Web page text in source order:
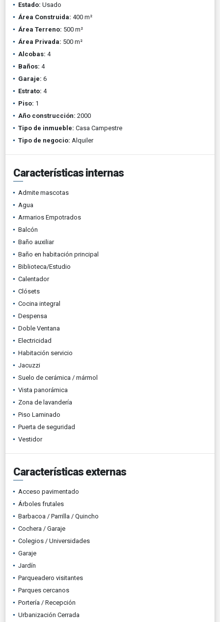
Estado: Usado
Área Construida: 400 m²
Área Terreno: 500 m²
Área Privada: 500 m²
Alcobas: 4
Baños: 4
Garaje: 6
Estrato: 4
Piso: 1
Año construcción: 2000
Tipo de inmueble: Casa Campestre
Tipo de negocio: Alquiler
Características internas
Admite mascotas
Agua
Armarios Empotrados
Balcón
Baño auxiliar
Baño en habitación principal
Biblioteca/Estudio
Calentador
Clósets
Cocina integral
Despensa
Doble Ventana
Electricidad
Habitación servicio
Jacuzzi
Suelo de cerámica / mármol
Vista panorámica
Zona de lavandería
Piso Laminado
Puerta de seguridad
Vestidor
Características externas
Acceso pavimentado
Árboles frutales
Barbacoa / Parrilla / Quincho
Cochera / Garaje
Colegios / Universidades
Garaje
Jardín
Parqueadero visitantes
Parques cercanos
Portería / Recepción
Urbanización Cerrada